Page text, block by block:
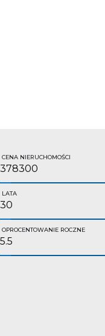
CENA NIERUCHOMOŚCI
LATA
OPROCENTOWANIE ROCZNE